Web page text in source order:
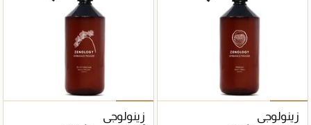
زينولوجي زينولوجي